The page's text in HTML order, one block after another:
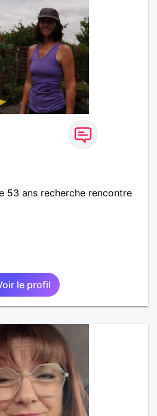
53 ans recherche rencontre
le profil